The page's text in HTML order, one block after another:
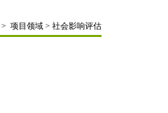
> 项目领域 > 社会影响评估